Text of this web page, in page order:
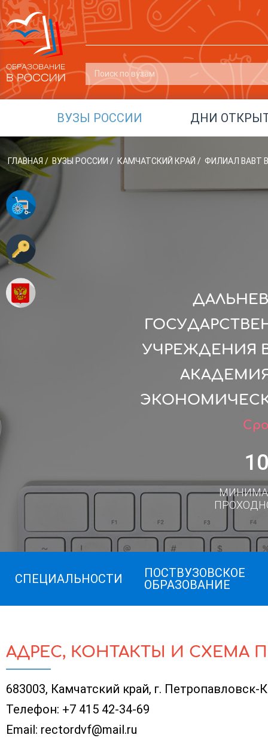
ВУЗЫ РОССИИ ДНИ
ГЛАВНАЯ / ВУЗЫ РОССИИ / КАМЧАТСКИЙ КРАЙ / ФИЛИАЛ ВАВТ
УЧРЕЖДЕНИЯ
СПЕЦИАЛЬНОСТИ
ПОСТВУЗОВСКОЕ
ОБРАЗОВАНИЕ
АДРЕС, КОНТАКТЫ И СХЕМА
683003, Камчатский край, г.
Телефон: +7 415 42-34-69
Email: rectordvf@mail.ru